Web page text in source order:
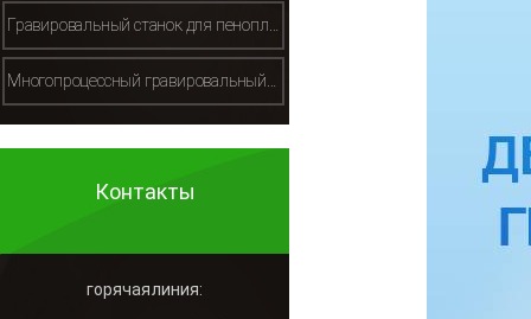
Контакты
горячая линия: